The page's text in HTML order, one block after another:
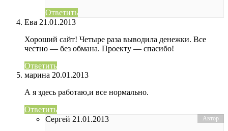
Ответить
Ева 21.01.2013
Хороший сайт! Четыре раза выводила денежки. Все
честно — без обмана. Проекту — спасибо!
Ответить
марина 20.01.2013
А я здесь работаю,и все нормально.
Ответить
Сергей 21.01.2013